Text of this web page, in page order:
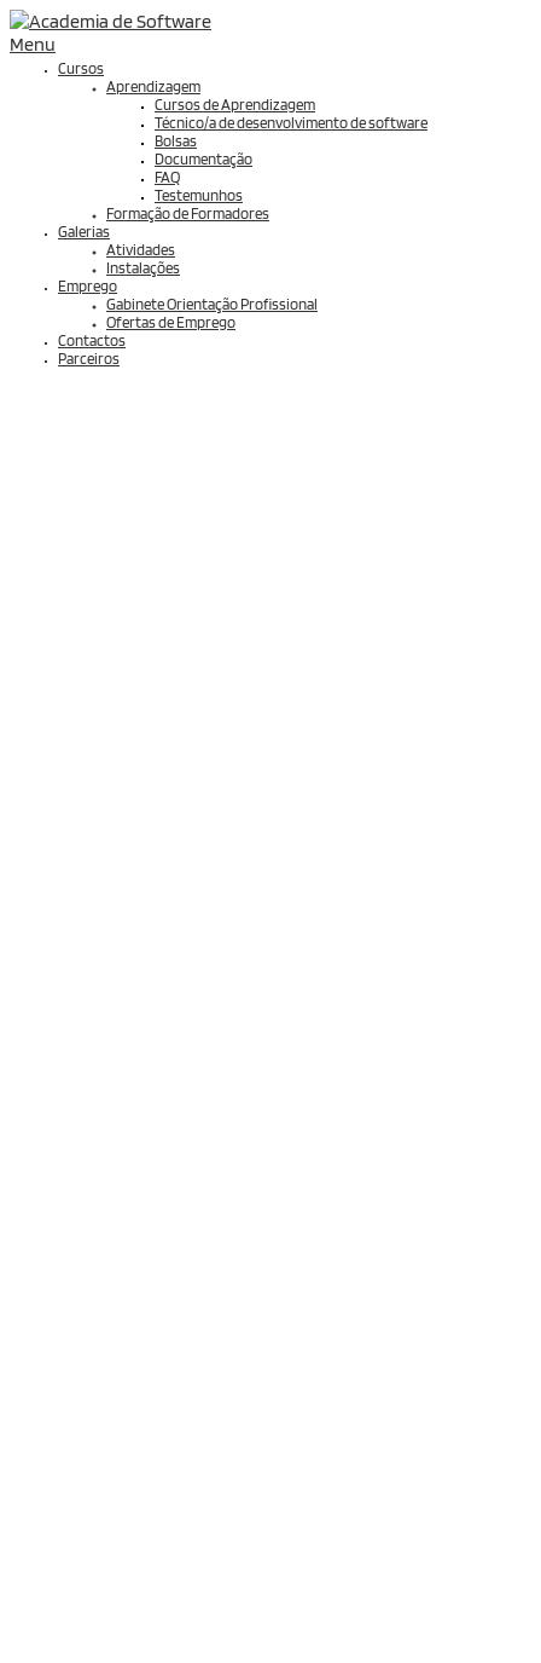
Menu
Cursos
Aprendizagem
Cursos de Aprendizagem
Técnico/a de desenvolvimento de software
Bolsas
Documentação
FAQ
Testemunhos
Formação de Formadores
Galerias
Atividades
Instalações
Emprego
Gabinete Orientação Profissional
Ofertas de Emprego
Contactos
Parceiros